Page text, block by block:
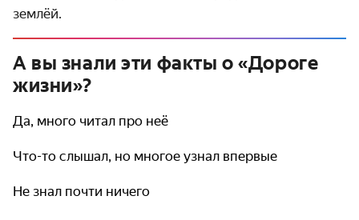
землёй.
А вы знали эти факты о «Дороге
жизни»?
Да, много читал про неё
Что-то слышал, но многое узнал впервые
Не знал почти ничего